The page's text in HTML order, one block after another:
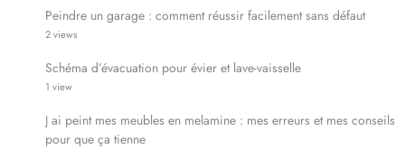
Peindre un garage : comment réussir facilement sans défaut
2 views
Schéma d’évacuation pour évier et lave-vaisselle
1 view
J ai peint mes meubles en melamine : mes erreurs et mes conseils
pour que ça tienne